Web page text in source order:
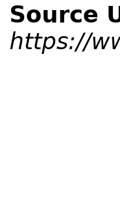
Source
https://